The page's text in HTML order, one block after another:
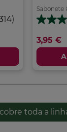
Sabonete
4.7
5
análises
3,95 €
toda a